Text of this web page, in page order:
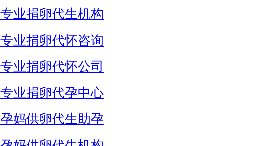
专业捐卵代生机构
专业捐卵代怀咨询
专业捐卵代怀公司
专业捐卵代孕中心
孕妈供卵代生助孕